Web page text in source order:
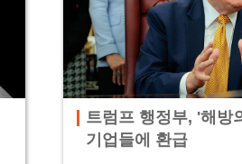
트럼프 행정부, '해방
기업들에 환급